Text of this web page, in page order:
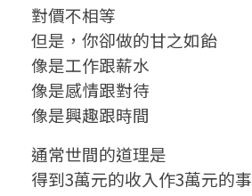
是
跌
跌
撞
撞
對價不相等
但是，你卻做的甘之如飴
像是工作跟薪水
像是感情跟對待
像是興趣跟時間
通常世間的道理是
得到3萬元的收入作3萬元的事